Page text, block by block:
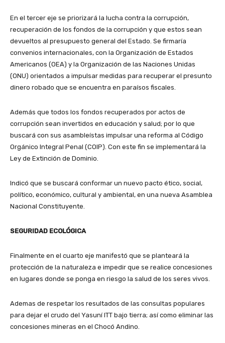
En el tercer eje se priorizará la lucha contra la corrupción,
recuperación de los fondos de la corrupción y que estos sean
devueltos al presupuesto general del Estado. Se firmaría
convenios internacionales, con la Organización de Estados
Americanos (OEA) y la Organización de las Naciones Unidas
(ONU) orientados a impulsar medidas para recuperar el presunto
dinero robado que se encuentra en paraísos fiscales.
Además que todos los fondos recuperados por actos de
corrupción sean invertidos en educación y salud; por lo que
buscará con sus asambleístas impulsar una reforma al Código
Orgánico Integral Penal (COIP). Con este fin se implementará la
Ley de Extinción de Dominio.
Indicó que se buscará conformar un nuevo pacto ético, social,
político, económico, cultural y ambiental, en una nueva Asamblea
Nacional Constituyente.
SEGURIDAD ECOLÓGICA
Finalmente en el cuarto eje manifestó que se planteará la
protección de la naturaleza e impedir que se realice concesiones
en lugares donde se ponga en riesgo la salud de los seres vivos.
Ademas de respetar los resultados de las consultas populares
para dejar el crudo del Yasuní ITT bajo tierra; así como eliminar las
concesiones mineras en el Chocó Andino.